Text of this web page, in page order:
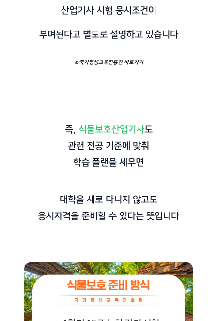
산업기사 시험 응시조건이
부여된다고 별도로 설명하고 있습니다
※국가평생교육진흥원 바로가기
즉, 식물보호산업기사도
관련 전공 기준에 맞춰
학습 플랜을 세우면
대학을 새로 다니지 않고도
응시자격을 준비할 수 있다는 뜻입니다